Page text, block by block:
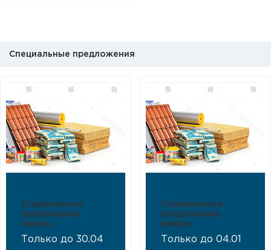
Специальные предложения
Ограниченное
предложение
апрель
Только до 30.04
Ограниченное
предложение
января
Только до 04.01